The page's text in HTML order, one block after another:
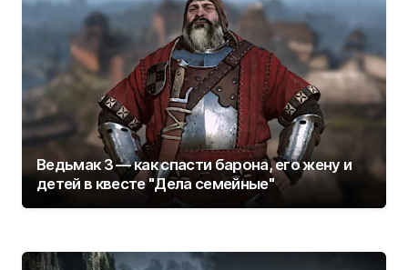
Ведьмак 3 — как спасти барона, его жену и
детей в квесте "Дела семейные"